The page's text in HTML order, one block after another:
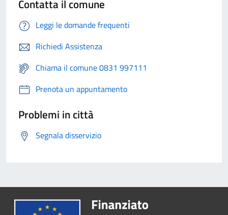
Contatta il comune
Leggi le domande frequenti
Richiedi Assistenza
Chiama il comune 0831 997111
Prenota un appuntamento
Problemi in città
Segnala disservizio